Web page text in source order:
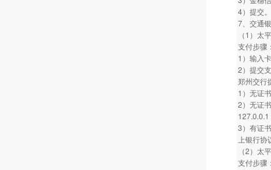
4）提交。
7、交通银
（1）太
支付步骤：
1）输入
2）提交
郑州交行
1）无证
2）无证
127.0.0.1
3）有证
上银行
（2）太
支付步骤：